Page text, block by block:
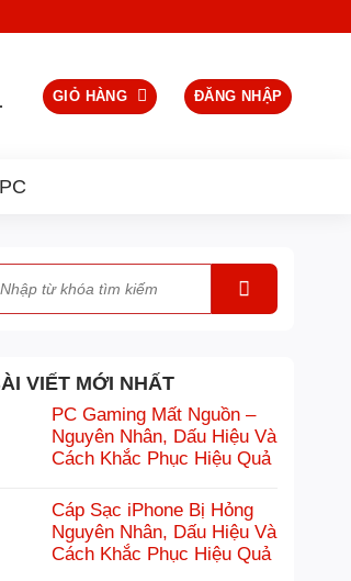
GIỎ HÀNG ĐĂNG NHẬP
VIẾT MỚI NHẤT
PC Gaming Mất Nguồn –
Nguyên Nhân, Dấu Hiệu Và
Cách Khắc Phục Hiệu Quả
Cáp Sạc iPhone Bị Hỏng
Nguyên Nhân, Dấu Hiệu Và
Cách Khắc Phục Hiệu Quả